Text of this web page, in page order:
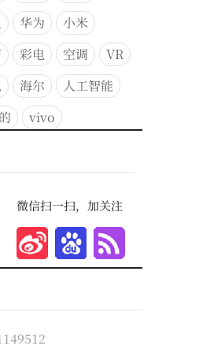
华为
小米
彩电 空调
VR
海尔
人工智能
vivo
微信扫一扫，加关注